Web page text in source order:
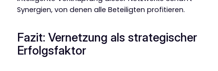
Synergien, von denen alle Beteiligten profitieren.
Fazit: Vernetzung als strategischer
Erfolgsfaktor